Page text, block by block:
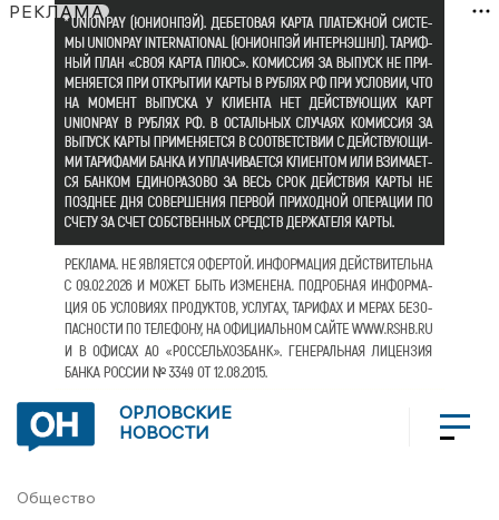
РЕКЛАМА
ОРЛОВСКИЕ
НОВОСТИ
Общество